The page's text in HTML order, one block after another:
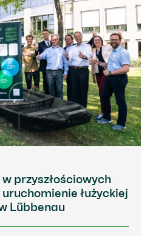
przyszłościowych
łużyckiej
Lübbenau